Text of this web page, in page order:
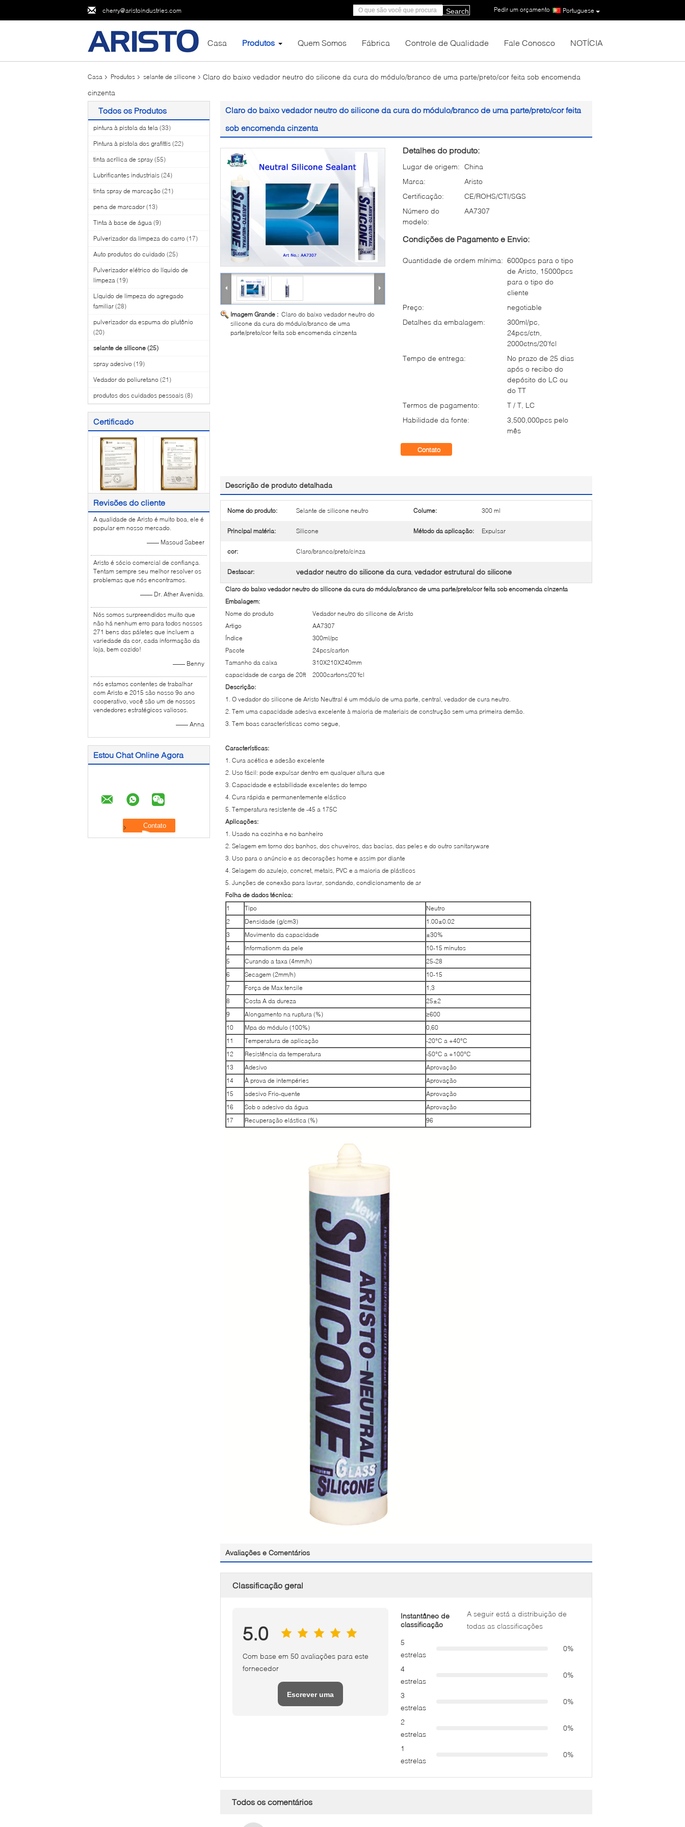
cherry@aristoindustries.com Portuguese
Pedir um orçamento |
Search
Casa Produtos Quem Somos Fábrica Controle de Qualidade Fale Conosco NOTÍCIA
Casa Produtos selante de silicone
Claro do baixo vedador neutro do silicone da cura do módulo/branco de uma parte/preto/cor feita sob encomenda
cinzenta
Todos os Produtos
pintura à pistola da tela (33)
Pintura à pistola dos grafittis (22)
tinta acrílica de spray (55)
Lubrificantes industriais (24)
tinta spray de marcação (21)
pena de marcador (13)
Tinta à base de água (9)
Pulverizador da limpeza do carro (17)
Auto produtos do cuidado (25)
Pulverizador elétrico do líquido de
limpeza (19)
Líquido de limpeza do agregado
familiar (28)
pulverizador da espuma do plutônio
(20)
selante de silicone (25)
spray adesivo (19)
Vedador do poliuretano (21)
produtos dos cuidados pessoais (8)
Certificado
Revisões do cliente
A qualidade de Aristo é muito boa, ele é
popular em nosso mercado.
—— Masoud Sabeer
Aristo é sócio comercial de confiança.
Tentam sempre seu melhor resolver os
problemas que nós encontramos.
—— Dr. Ather Avenida.
Nós somos surpreendidos muito que
não há nenhum erro para todos nossos
271 bens das páletes que incluem a
variedade da cor, cada informação da
loja, bem cozido!
—— Benny
nós estamos contentes de trabalhar
com Aristo e 2015 são nosso 9o ano
cooperativo, você são um de nossos
vendedores estratégicos valiosos.
—— Anna
Estou Chat Online Agora
Claro do baixo vedador neutro do silicone da cura do módulo/branco de uma parte/preto/cor feita
sob encomenda cinzenta
Imagem Grande : Claro do baixo vedador neutro do
silicone da cura do módulo/branco de uma
parte/preto/cor feita sob encomenda cinzenta
Detalhes do produto:
Lugar de origem: China
Marca:
Aristo
Certificação:
CE/ROHS/CTI/SGS
Número do
modelo:
AA7307
Condições de Pagamento e Envio:
Quantidade de ordem mínima: 6000pcs para o tipo
de Aristo, 15000pcs
para o tipo do
cliente
Preço:
negotiable
Detalhes da embalagem:
300ml/pc,
24pcs/ctn,
2000ctns/20'fcl
Tempo de entrega:
No prazo de 25 dias
após o recibo do
depósito do LC ou
do TT
Termos de pagamento:
T / T, LC
Habilidade da fonte:
3,500,000pcs pelo
mês
Contato
Descrição de produto detalhada
Nome do produto: Selante de silicone neutro Colume: 300 ml
Principal matéria: Silicone Método da aplicação: Expulsar
cor: Claro/branco/preto/cinza
Destacar: vedador neutro do silicone da cura, vedador estrutural do silicone
Claro do baixo vedador neutro do silicone da cura do módulo/branco de uma parte/preto/cor feita sob encomenda cinzenta
Embalagem:
Nome do produto
Vedador neutro do silicone de Aristo
Artigo
AA7307
Índice
300ml/pc
Pacote
24pcs/carton
Tamanho da caixa
310X210X240mm
capacidade de carga de 20ft
2000cartons/20'fcl
Descrição:
1. O vedador do silicone de Aristo Neuttral é um módulo de uma parte, central, vedador de cura neutro.
2. Tem uma capacidade adesiva excelente à maioria de materiais de construção sem uma primeira demão.
3. Tem boas características como segue,
Características:
1. Cura acética e adesão excelente
2. Uso fácil: pode expulsar dentro em qualquer altura que
3. Capacidade e estabilidade excelentes do tempo
4. Cura rápida e permanentemente elástico
5. Temperatura resistente de -45 a 175C
Aplicações:
1. Usado na cozinha e no banheiro
2. Selagem em torno dos banhos, dos chuveiros, das bacias, das peles e do outro sanitaryware
3. Uso para o anúncio e as decorações home e assim por diante
4. Selagem do azulejo, concret, metais, PVC e a maioria de plásticos
5. Junções de conexão para lavrar, sondando, condicionamento de ar
Folha de dados técnica:
1
Tipo
Neutro
2
Densidade (g/cm3)
1.00±0.02
3
Movimento da capacidade
±30%
4
Informationm da pele
10-15 minutos
5
Curando a taxa (4mm/h)
25-28
6
Secagem (2mm/h)
10-15
7
Força de Max.tensile
1,3
8
Costa A da dureza
25±2
9
Alongamento na ruptura (%)
≥600
10
Mpa do módulo (100%)
0,60
11
Temperatura de aplicação
-20°C a +40°C
12
Resistência da temperatura
-50°C a +100°C
13
Adesivo
Aprovação
14
À prova de intempéries
Aprovação
15
adesivo Frio-quente
Aprovação
16
Sob o adesivo da água
Aprovação
17
Recuperação elástica (%) 96
Avaliações e Comentários
Classificação geral
5.0
Com base em 50 avaliações para este
fornecedor
Escrever uma
Instantâneo de
classificação
A seguir está a distribuição de
todas as classificações
5
estrelas
0%
4
estrelas
0%
3
estrelas
0%
2
estrelas
0%
1
estrelas
0%
Todos os comentários